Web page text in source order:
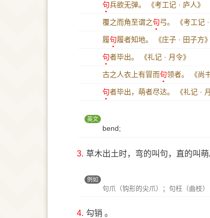
句兵欲无弹。 《考工记 · 庐人》
覆之而角至谓之句弓。 《考工记
履句履者知地。 《庄子 · 田子方
句者毕出。 《礼记 · 月令》
古之人衣上有冒而句领者。 《尚
句者毕出，萌者尽达。 《礼记 ·
英文
bend;
3. 草木出土时，弯的叫句，直的叫
例如
句爪（钩形的尖爪）；句枉（曲枝
4. 勾销 。